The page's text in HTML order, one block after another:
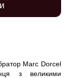
Marc Dorcel
з великими